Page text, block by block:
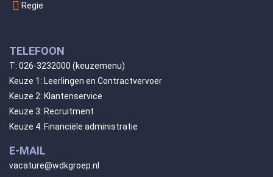
Regie
TELEFOON
T: 026-3232000 (keuzemenu)
Keuze 1: Leerlingen en Contractvervoer
Keuze 2: Klantenservice
Keuze 3: Recruitment
Keuze 4: Financiële administratie
E-MAIL
vacature@wdkgroep.nl